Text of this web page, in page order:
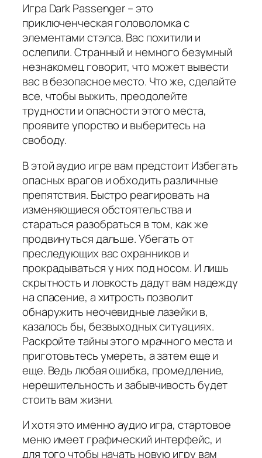
Игра Dark Passenger – это
приключенческая головоломка с
элементами стэлса. Вас похитили и
ослепили. Странный и немного безумный
незнакомец говорит, что может вывести
вас в безопасное место. Что же, сделайте
все, чтобы выжить, преодолейте
трудности и опасности этого места,
проявите упорство и выберитесь на
свободу.
В этой аудио игре вам предстоит Избегать
опасных врагов и обходить различные
препятствия. Быстро реагировать на
изменяющиеся обстоятельства и
стараться разобраться в том, как же
продвинуться дальше. Убегать от
преследующих вас охранников и
прокрадываться у них под носом. И лишь
скрытность и ловкость дадут вам надежду
на спасение, а хитрость позволит
обнаружить неочевидные лазейки в,
казалось бы, безвыходных ситуациях.
Раскройте тайны этого мрачного места и
приготовьтесь умереть, а затем еще и
еще. Ведь любая ошибка, промедление,
нерешительность и забывчивость будет
стоить вам жизни.
И хотя это именно аудио игра, стартовое
меню имеет графический интерфейс, и
для того чтобы начать новую игру вам